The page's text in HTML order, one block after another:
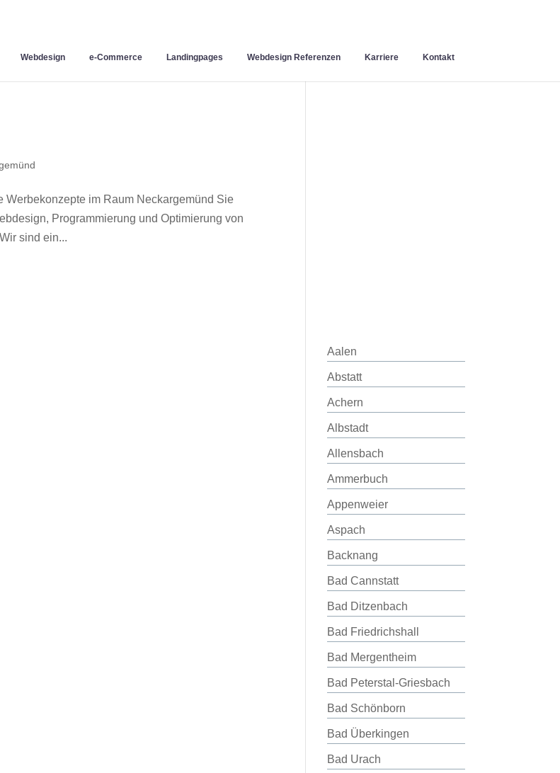
Webdesign e-Commerce Landingpages Webdesign Referenzen Karriere Kontakt
im Raum Neckargemünd Sie
Programmierung und Optimierung von
sind ein...
Aalen
Abstatt
Achern
Albstadt
Allensbach
Ammerbuch
Appenweier
Aspach
Backnang
Bad Cannstatt
Bad Ditzenbach
Bad Friedrichshall
Bad Mergentheim
Bad Peterstal-Griesbach
Bad Schönborn
Bad Überkingen
Bad Urach